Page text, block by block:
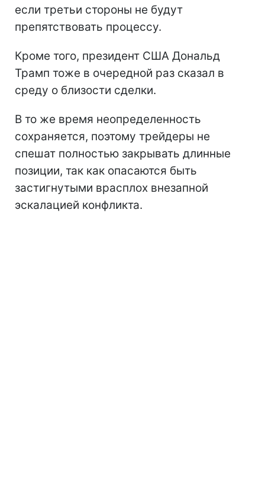
если третьи стороны не будут
препятствовать процессу.
Кроме того, президент США Дональд
Трамп тоже в очередной раз сказал в
среду о близости сделки.
В то же время неопределенность
сохраняется, поэтому трейдеры не
спешат полностью закрывать длинные
позиции, так как опасаются быть
застигнутыми врасплох внезапной
эскалацией конфликта.